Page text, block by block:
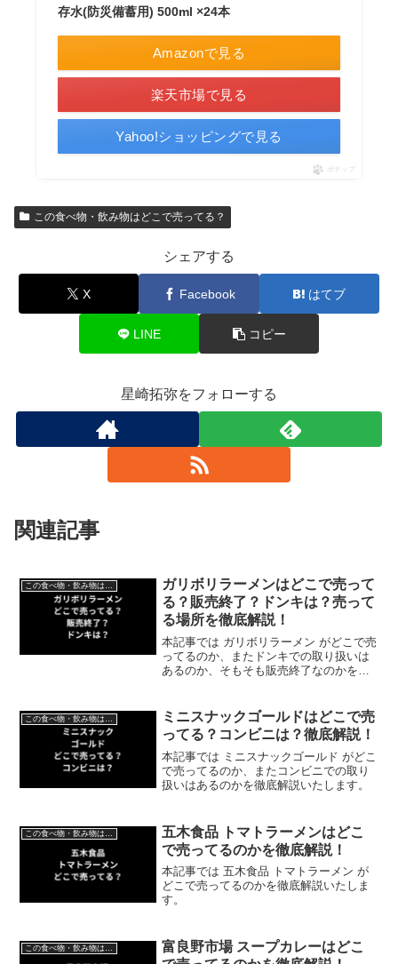
存水(防災備蓄用) 500ml ×24本
Amazonで見る
楽天市場で見る
Yahoo!ショッピングで見る
ポチップ
この食べ物・飲み物はどこで売ってる？
シェアする
X Facebook はてブ
LINE コピー
星崎拓弥をフォローする
関連記事
この食べ物・飲み物はどこで売ってる？
ガリボリラーメンはどこで売って
る？販売終了？ドンキは？売って
る場所を徹底解説！
本記事では ガリボリラーメン がどこで売
ってるのか、またドンキでの取り扱いは
あるのか、そもそも販売終了なのかを徹
ミニスナックゴールドはどこで売
ってる？コンビニは？徹底解説！
本記事では ミニスナックゴールド がどこ
で売ってるのか、またコンビニでの取り
扱いはあるのかを徹底解説いたします。
五木食品 トマトラーメンはどこ
で売ってるのかを徹底解説！
本記事では 五木食品 トマトラーメン が
どこで売ってるのかを徹底解説いたしま
す。
この食べ物・飲み物はどこで売ってる？
富良野市場 スープカレーはどこ